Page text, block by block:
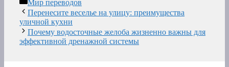
Мир переводов
Перенесите веселье на улицу: преимущества
уличной кухни
Почему водосточные желоба жизненно важны для
эффективной дренажной системы